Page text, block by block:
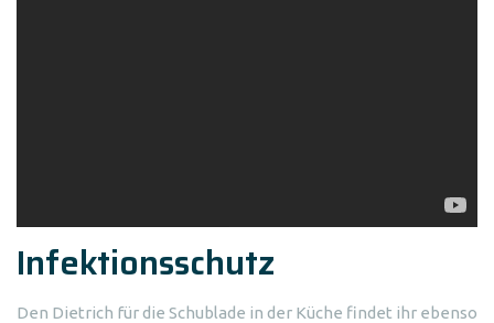
Infektionsschutz
Den Dietrich für die Schublade in der Küche findet ihr ebenso